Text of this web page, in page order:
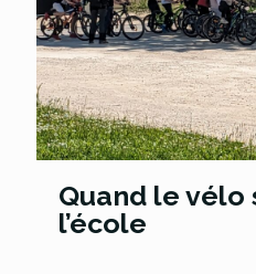
Quand le vélo
l’école